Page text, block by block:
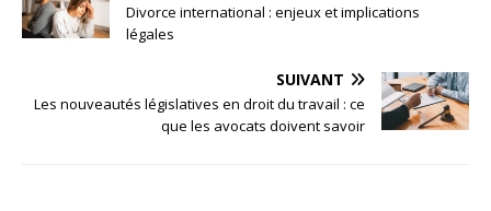
Divorce international : enjeux et implications
légales
SUIVANT
Les nouveautés législatives en droit du travail : ce
que les avocats doivent savoir